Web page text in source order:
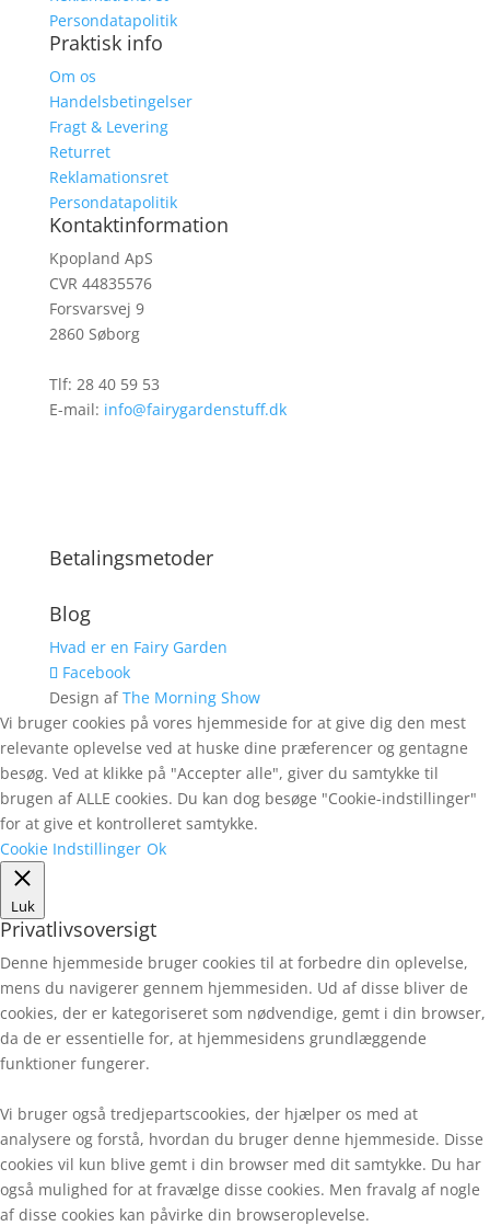
Persondatapolitik
Praktisk info
Om os
Handelsbetingelser
Fragt & Levering
Returret
Reklamationsret
Persondatapolitik
Kontaktinformation
Kpopland ApS
CVR 44835576
Forsvarsvej 9
2860 Søborg
Tlf: 28 40 59 53
E-mail: info@fairygardenstuff.dk
Betalingsmetoder
Blog
Hvad er en Fairy Garden
Facebook
Design afThe Morning Show
Vi bruger cookies på vores hjemmeside for at give dig den mest
relevante oplevelse ved at huske dine præferencer og gentagne
besøg. Ved at klikke på "Accepter alle", giver du samtykke til
brugen af ALLE cookies. Du kan dog besøge "Cookie-indstillinger"
for at give et kontrolleret samtykke.
Cookie Indstillinger Ok
Luk
Privatlivsoversigt
Denne hjemmeside bruger cookies til at forbedre din oplevelse,
mens du navigerer gennem hjemmesiden. Ud af disse bliver de
cookies, der er kategoriseret som nødvendige, gemt i din browser,
da de er essentielle for, at hjemmesidens grundlæggende
funktioner fungerer.
Vi bruger også tredjepartscookies, der hjælper os med at
analysere og forstå, hvordan du bruger denne hjemmeside. Disse
cookies vil kun blive gemt i din browser med dit samtykke. Du har
også mulighed for at fravælge disse cookies. Men fravalg af nogle
af disse cookies kan påvirke din browseroplevelse.